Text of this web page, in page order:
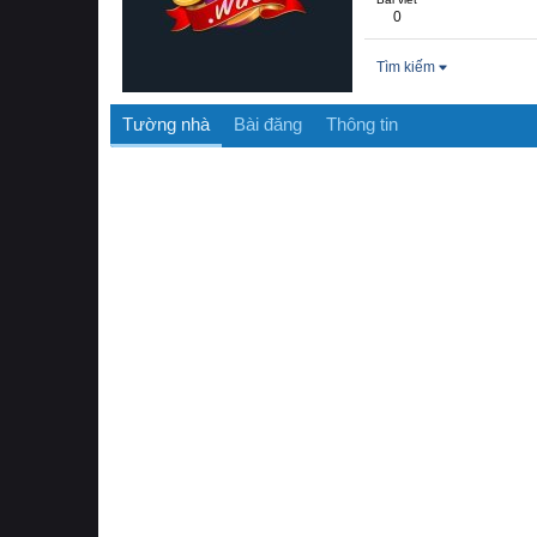
0
Tìm kiếm
Tường nhà Bài đăng Thông tin